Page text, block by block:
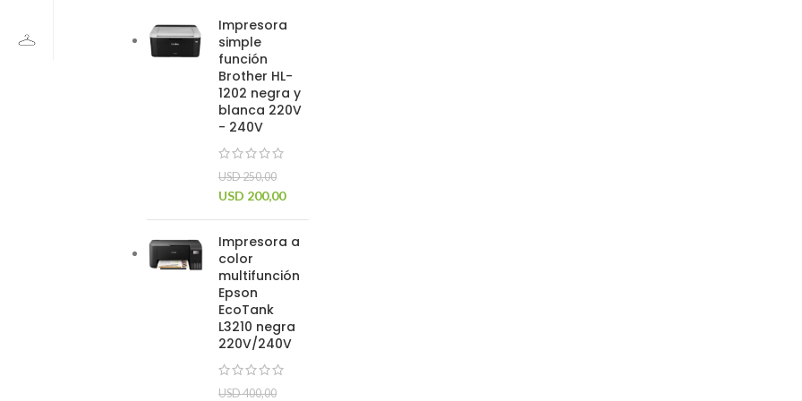
Impresora
simple
función
Brother HL-
1202 negra y
blanca 220V
- 240V
USD250,00
USD 200,00
Impresora a
color
multifunción
Epson
EcoTank
L3210 negra
220V/240V
USD400,00